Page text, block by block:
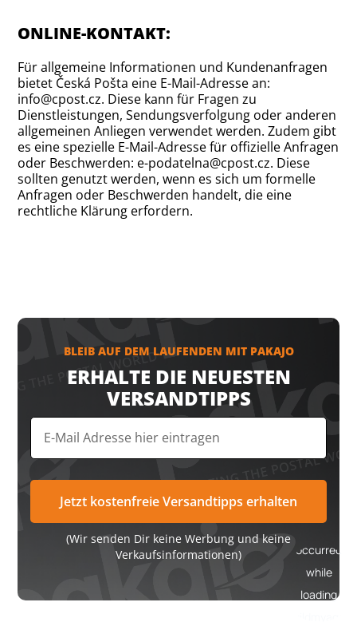
ONLINE-KONTAKT:
Für allgemeine Informationen und Kundenanfragen
bietet Česká Pošta eine E-Mail-Adresse an:
info@cpost.cz. Diese kann für Fragen zu
Dienstleistungen, Sendungsverfolgung oder anderen
allgemeinen Anliegen verwendet werden. Zudem gibt
es eine spezielle E-Mail-Adresse für offizielle Anfragen
oder Beschwerden: e-podatelna@cpost.cz. Diese
sollten genutzt werden, wenn es sich um formelle
Anfragen oder Beschwerden handelt, die eine
rechtliche Klärung erfordern.
BLEIB AUF DEM LAUFENDEN MIT PAKAJO
ERHALTE DIE NEUESTEN
VERSANDTIPPS
(Wir senden Dir keine Werbung und keine
Verkaufsinformationen)